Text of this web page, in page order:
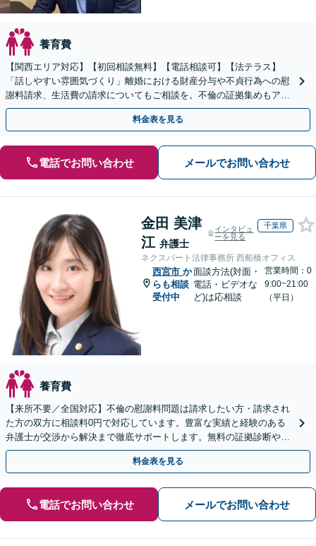
養育費
【関西エリア対応】【初回相談無料】【電話相談可】【法テラス】
「話しやすい雰囲気づくり」離婚における財産分与や不貞行為への慰
謝料請求、生活費の請求についてもご相談を。不倫の証拠集めもアド
バイス可【夜間・休日面談】
料金表を見る
電話でお問い合わせ メールでお問い合わせ
金田 美津
江 弁護士
インタビュ
ーを見る
千葉県
ネクスパート法律事務所 西船橋オフィス
西宮市 か
らも相談
受付中
面談方法(対面・
電話・ビデオな
ど)は応相談
営業時間：0
9:00~21:00
（平日）
養育費
【来所不要／全国対応】不倫の慰謝料問題は請求したい方・請求され
た方の双方に相談料0円で対応しています。豊富な実績と経験のある
弁護士が交渉から解決まで徹底サポートします。無料の証拠診断や着
手金の返還保証もありますので安心してご相談ください。
料金表を見る
電話でお問い合わせ メールでお問い合わせ